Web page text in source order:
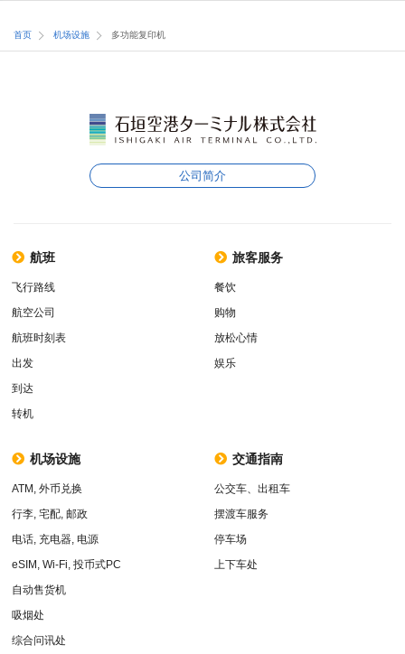
首页 机场设施 多功能复印机
公司简介
航班
飞行路线
航空公司
航班时刻表
出发
到达
转机
旅客服务
餐饮
购物
放松心情
娱乐
机场设施
ATM, 外币兑换
行李, 宅配, 邮政
电话, 充电器, 电源
eSIM, Wi-Fi, 投币式PC
自动售货机
吸烟处
综合问讯处
交通指南
公交车、出租车
摆渡车服务
停车场
上下车处